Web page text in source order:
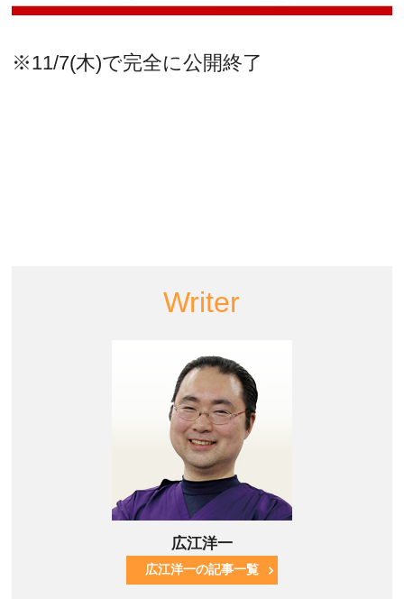
※11/7(木)で完全に公開終了
Writer
広江洋一
広江洋一の記事一覧